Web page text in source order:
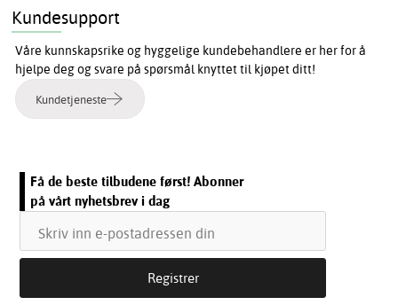
Kundesupport
Våre kunnskapsrike og hyggelige kundebehandlere er her for å
hjelpe deg og svare på spørsmål knyttet til kjøpet ditt!
Kundetjeneste
Få de beste tilbudene først! Abonner
på vårt nyhetsbrev i dag